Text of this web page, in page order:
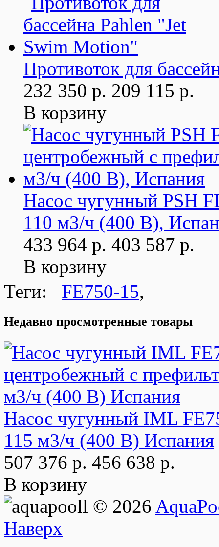
Противоток для
232 350 р. 209 115 р.
В корзину
Насос чугунный PSH
110 м3/ч (400 В),
433 964 р. 403 587 р.
В корзину
Теги: FE750-15,
Недавно просмотренные товары
Насос чугунный IML
115 м3/ч (400 В) Испания
507 376 р. 456 638 р.
В корзину
© 2026
Наверх